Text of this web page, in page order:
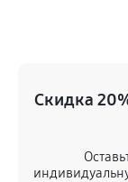
Скидка